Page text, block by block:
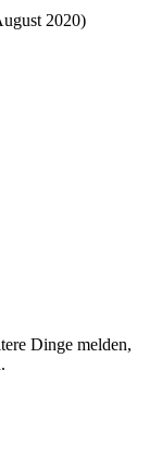
2020)
Dinge melden,